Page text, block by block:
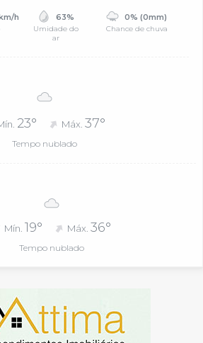
h 63%
Umidade do
ar
0% (0mm)
Chance de chuva
23° Máx. 37°
Tempo nublado
Mín. 19° Máx.36°
Tempo nublado